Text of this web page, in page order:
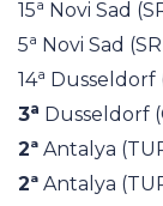
15a Novi Sad
5a Novi Sad
14a Dusseldorf
3a Dusseldorf
2ª Antalya
2ª Antalya